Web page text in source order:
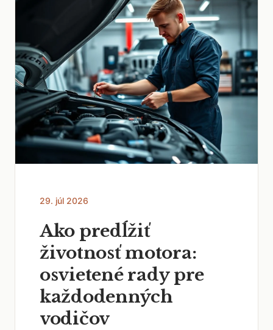
29. júl 2026
Ako predĺžiť
životnosť motora:
osvietené rady pre
každodenných
vodičov